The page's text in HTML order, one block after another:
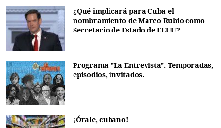
¿Qué implicará para Cuba el
nombramiento de Marco Rubio como
Secretario de Estado de EEUU?
Programa "La Entrevista". Temporadas,
episodios, invitados.
¡Órale, cubano!